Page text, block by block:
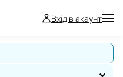
Вхід в акаунт